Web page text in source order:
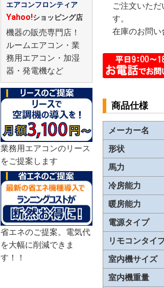
エアコンフロンティア
Yahoo!ショッピング店
機器の販売専門店！
ルームエアコン・業
務用エアコン・加湿
器・発電機など
業務用エアコンのリース
をご提案します
省エネのご提案。電気代
を大幅に削減できま
す！！
ご注文いた
す。
在庫のお問い
商品仕様
メーカー名
形状
馬力
冷房能力
暖房能力
電源タイプ
リモコンタイ
室内機サイズ
室内機重量